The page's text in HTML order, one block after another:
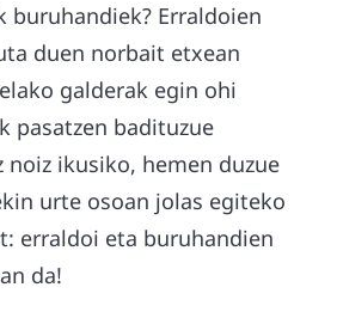
buruhandiek? Erraldoien
duen norbait etxean
galderak egin ohi
pasatzen badituzue
noiz ikusiko, hemen duzue
urte osoan jolas egiteko
erraldoi eta buruhandien
da!